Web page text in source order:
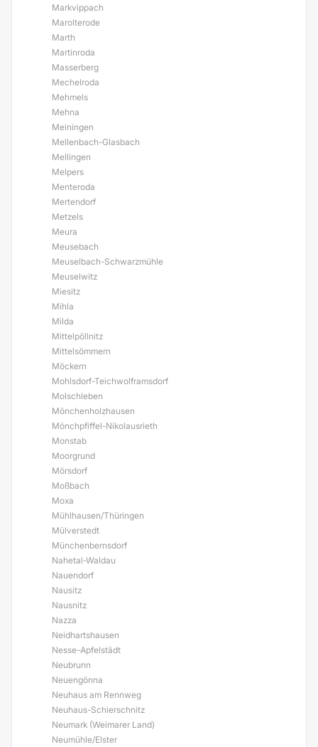
Markvippach
Marolterode
Marth
Martinroda
Masserberg
Mechelroda
Mehmels
Mehna
Meiningen
Mellenbach-Glasbach
Mellingen
Melpers
Menteroda
Mertendorf
Metzels
Meura
Meusebach
Meuselbach-Schwarzmühle
Meuselwitz
Miesitz
Mihla
Milda
Mittelpöllnitz
Mittelsömmern
Möckern
Mohlsdorf-Teichwolframsdorf
Molschleben
Mönchenholzhausen
Mönchpfiffel-Nikolausrieth
Monstab
Moorgrund
Mörsdorf
Moßbach
Moxa
Mühlhausen/Thüringen
Mülverstedt
Münchenbernsdorf
Nahetal-Waldau
Nauendorf
Nausitz
Nausnitz
Nazza
Neidhartshausen
Nesse-Apfelstädt
Neubrunn
Neuengönna
Neuhaus am Rennweg
Neuhaus-Schierschnitz
Neumark (Weimarer Land)
Neumühle/Elster